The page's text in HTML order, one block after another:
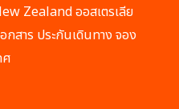
Zealand ออสเตรเลีย
สาร ประกันเดินทาง จอง
ศ